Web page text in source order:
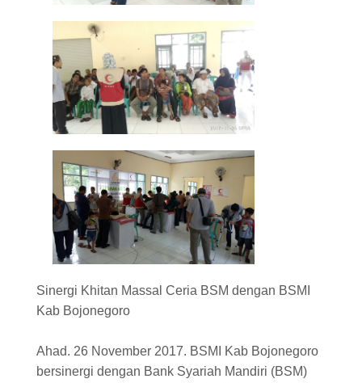
Sinergi Khitan Massal Ceria BSM dengan BSMI
Kab Bojonegoro
Ahad. 26 November 2017. BSMI Kab Bojonegoro
bersinergi dengan Bank Syariah Mandiri (BSM)